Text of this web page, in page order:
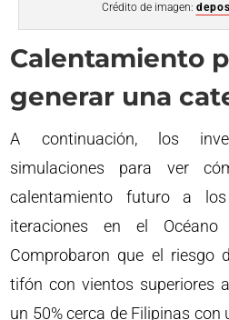
Crédito de imagen:
Calentamiento
generar una
A continuación, los
simulaciones para ver
calentamiento futuro a
iteraciones en el
Comprobaron que el riesgo
tifón con vientos superiores
un 50% cerca de Filipinas